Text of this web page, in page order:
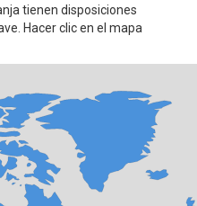
tienen disposiciones
Hacer clic en el mapa